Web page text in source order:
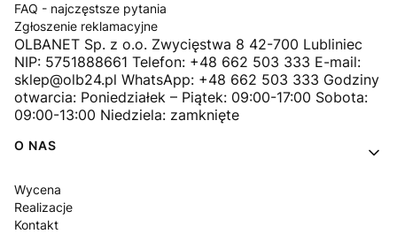
FAQ - najczęstsze pytania
Zgłoszenie reklamacyjne
OLBANET Sp. z o.o. Zwycięstwa 8 42-700 Lubliniec
NIP: 5751888661 Telefon: +48 662 503 333 E-mail:
sklep@olb24.pl WhatsApp: +48 662 503 333 Godziny
otwarcia: Poniedziałek – Piątek: 09:00-17:00 Sobota:
09:00-13:00 Niedziela: zamknięte
O NAS
Wycena
Realizacje
Kontakt